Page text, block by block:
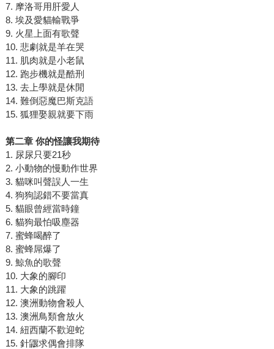
7. 摩洛哥用肝愛人
8. 埃及愛貓輸戰爭
9. 火星上面有歌聲
10. 悲劇就是羊在哭
11. 肌肉就是小老鼠
12. 跑步機就是酷刑
13. 去上學就是休閒
14. 難倒惡魔巴斯克語
15. 狐狸娶親就要下雨
第二章 你的怪讓我期待
1. 尿尿只要21秒
2. 小動物的慢動作世界
3. 貓咪叫聲誤人一生
4. 狗狗認錯不要當真
5. 貓眼曾經當時鐘
6. 貓狗最怕吸塵器
7. 蜜蜂喝醉了
8. 蜜蜂屌爆了
9. 鯨魚的歌聲
10. 大象的腳印
11. 大象的跳躍
12. 澳洲動物會殺人
13. 澳洲鳥類會放火
14. 紐西蘭不歡迎蛇
15. 針鼴求偶會排隊